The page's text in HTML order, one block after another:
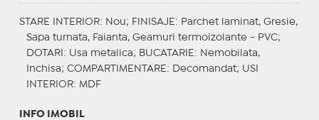
STARE INTERIOR: Nou; FINISAJE : Parchet laminat, Gresie,
Sapa turnata, Faianta, Geamuri termoizolante - PVC;
DOTARI : Usa metalica; BUCATARIE : Nemobilata,
Inchisa; COMPARTIMENTARE : Decomandat; USI
INTERIOR: MDF
INFO IMOBIL